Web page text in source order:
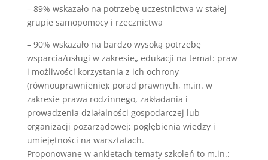
– 89% wskazało na potrzebę uczestnictwa w stałej
grupie samopomocy i rzecznictwa
– 90% wskazało na bardzo wysoką potrzebę
wsparcia/usługi w zakresie„ edukacji na temat: praw
i możliwości korzystania z ich ochrony
(równouprawnienie); porad prawnych, m.in. w
zakresie prawa rodzinnego, zakładania i
prowadzenia działalności gospodarczej lub
organizacji pozarządowej; pogłębienia wiedzy i
umiejętności na warsztatach.
Proponowane w ankietach tematy szkoleń to m.in.: